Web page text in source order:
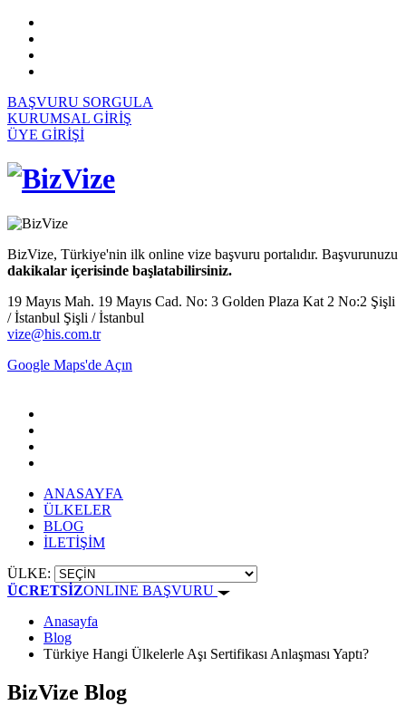
BAŞVURU SORGULA
KURUMSAL GİRİŞ
ÜYE GİRİŞİ
BizVize, Türkiye'nin ilk online vize başvuru portalıdır. Başvurunuzu
dakikalar içerisinde başlatabilirsiniz.
19 Mayıs Mah. 19 Mayıs Cad. No: 3 Golden Plaza Kat 2 No:2 Şişli
/ İstanbul Şişli / İstanbul
vize@his.com.tr
Google Maps'de Açın
ANASAYFA
ÜLKELER
BLOG
İLETİŞİM
ÜLKE:
ÜCRETSİZONLINE BAŞVURU
Anasayfa
Blog
Türkiye Hangi Ülkelerle Aşı Sertifikası Anlaşması Yaptı?
BizVize Blog